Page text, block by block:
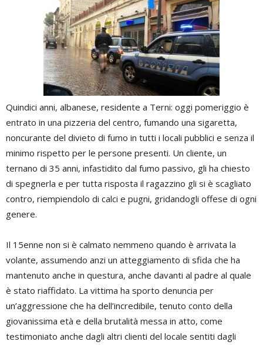
Quindici anni, albanese, residente a Terni: oggi pomeriggio è
entrato in una pizzeria del centro, fumando una sigaretta,
noncurante del divieto di fumo in tutti i locali pubblici e senza il
minimo rispetto per le persone presenti. Un cliente, un
ternano di 35 anni, infastidito dal fumo passivo, gli ha chiesto
di spegnerla e per tutta risposta il ragazzino gli si è scagliato
contro, riempiendolo di calci e pugni, gridandogli offese di ogni
genere.
Il 15enne non si è calmato nemmeno quando è arrivata la
volante, assumendo anzi un atteggiamento di sfida che ha
mantenuto anche in questura, anche davanti al padre al quale
è stato riaffidato. La vittima ha sporto denuncia per
un’aggressione che ha dell’incredibile, tenuto conto della
giovanissima età e della brutalità messa in atto, come
testimoniato anche dagli altri clienti del locale sentiti dagli